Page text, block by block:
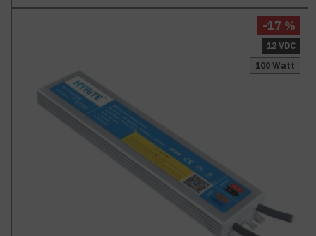
12 VDC
100 Watt
-17 %